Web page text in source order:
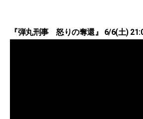
『弾丸刑事 怒りの奪還』 6/6(土)